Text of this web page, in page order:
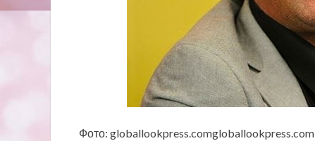
Фото: globallookpress.comgloballookpress.com